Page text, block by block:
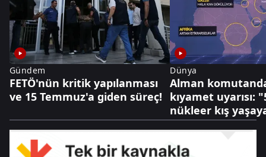
Gündem
FETÖ'nün kritik yapılanması
ve 15 Temmuz'a giden süreç!
Dünya
Alman
kıyamet uyarısı:
nükleer kış